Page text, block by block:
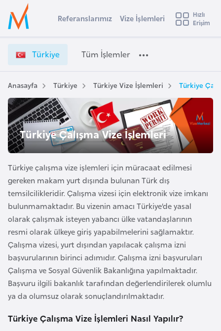
Ülke Seçimi
Başvuru yapmak istediğiniz ülkeyi seçin
Üye
Girişi
ü
k
i
y
e
V
i
z
e
İ
ş
l
e
m
e
r
i
e
t
ş
i
Referanslarımız Vize İşlemleri
Hızlı
Erişim
Türkiye Tüm İşlemler
Anasayfa Türkiye Türkiye Vize İşlemleri Türkiye
Türkiye Çalışma Vize İşlemleri
Türkiye çalışma vize işlemleri için müracaat edilmesi
gereken makam yurt dışında bulunan Türk dış
temsilcilikleridir. Çalışma vizesi için elektronik vize imkanı
bulunmamaktadır. Bu vizenin amacı Türkiye’de yasal
olarak çalışmak isteyen yabancı ülke vatandaşlarının
resmi olarak ülkeye giriş yapabilmelerini sağlamaktır.
Çalışma vizesi, yurt dışından yapılacak çalışma izni
başvurularının birinci adımıdır. Çalışma izni başvuruları
Çalışma ve Sosyal Güvenlik Bakanlığına yapılmaktadır.
Başvuru ilgili bakanlık tarafından değerlendirilerek olumlu
ya da olumsuz olarak sonuçlandırılmaktadır.
Türkiye Çalışma Vize İşlemleri Nasıl Yapılır?
s
t
r
a
A
v
u
t
u
r
y
a
A
z
e
r
a